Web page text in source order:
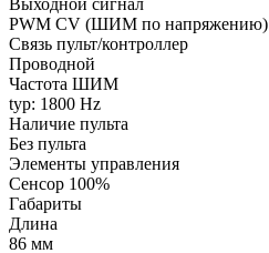
PWM СV (ШИМ по напряжению)
Связь пульт/контроллер
Проводной
Частота ШИМ
typ: 1800 Hz
Наличие пульта
Без пульта
Элементы управления
Сенсор 100%
Габариты
Длина
86 мм